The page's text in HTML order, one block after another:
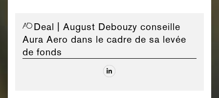
Deal | August Debouzy conseille
Aura Aero dans le cadre de sa levée
de fonds